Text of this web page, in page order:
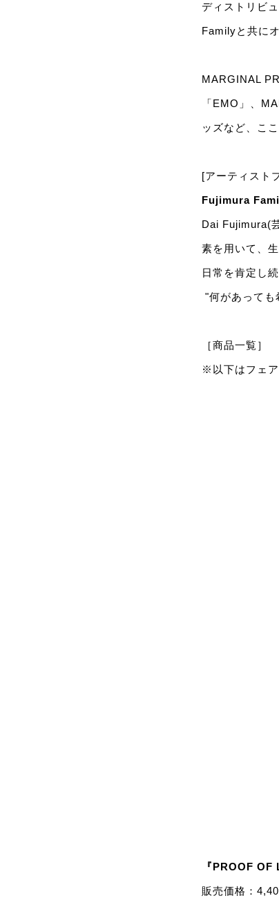
ディストリビ
Familyと共に
MARGINAL
「EMO」、
ッズなど、こ
[アーティスト
Fujimura
Dai Fujimura(
素を用いて、
日常を肯定し
"何があっても
［商品一覧］
※以下はフェ
『PROOF OF
販売価格：